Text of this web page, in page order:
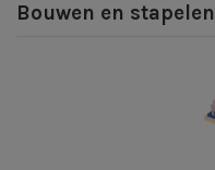
Bouwen en stapelen